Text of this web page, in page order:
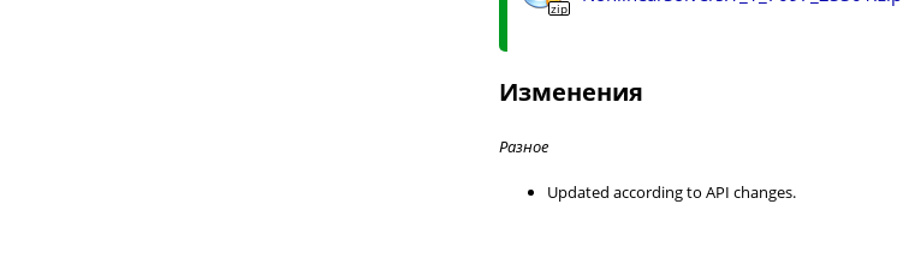
zip
Изменения
Разное
Updated according to API changes.